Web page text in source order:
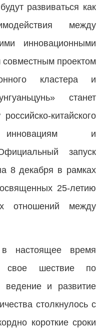
развиваться как
между
инновационными
проектом
кластера и
станет
китайского
и
запуск
8 декабря в рамках
25-летию
отношений между
настоящее время
свое шествие по
и развитие
столкнулось с
короткие сроки